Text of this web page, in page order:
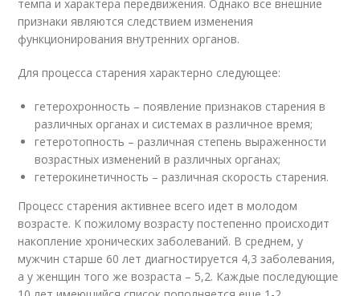
темпа и характера передвижения. Однако все внешние
признаки являются следствием изменения
функционирования внутренних органов.
Для процесса старения характерно следующее:
гетерохронность – появление признаков старения в
различных органах и системах в различное время;
гетеротопность – различная степень выраженности
возрастных изменений в различных органах;
гетерокинетичность – различная скорость старения.
Процесс старения активнее всего идет в молодом
возрасте. К пожилому возрасту постепенно происходит
накопление хронических заболеваний. В среднем, у
мужчин старше 60 лет диагностируется 4,3 заболевания,
а у женщин того же возраста – 5,2. Каждые последующие